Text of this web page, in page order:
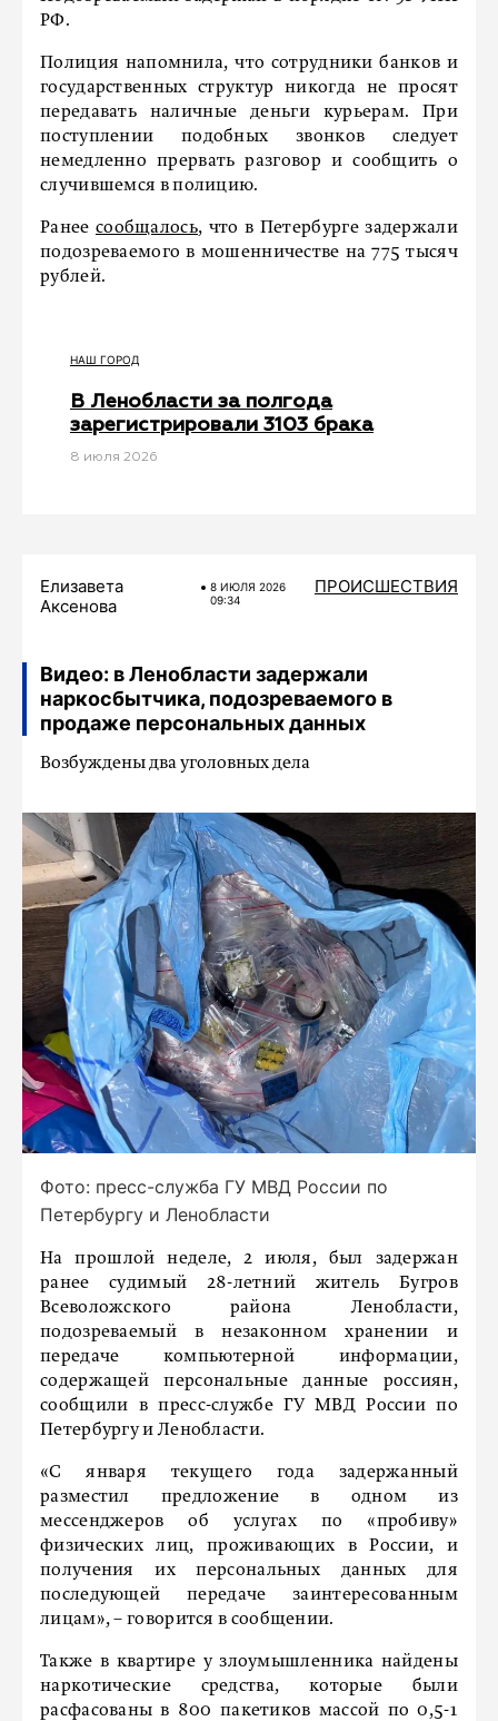
РФ.
Полиция напомнила, что сотрудники банков и
государственных структур никогда не просят
передавать наличные деньги курьерам. При
поступлении подобных звонков следует
немедленно прервать разговор и сообщить о
случившемся в полицию.
Ранее сообщалось, что в Петербурге задержали
подозреваемого в мошенничестве на 775 тысяч
рублей.
НАШ ГОРОД
В Ленобласти за полгода
зарегистрировали 3103 брака
8 июля 2026
Елизавета
Аксенова
8 ИЮЛЯ 2026
09:34
ПРОИСШЕСТВИЯ
Видео: в Ленобласти задержали
наркосбытчика, подозреваемого в
продаже персональных данных
Возбуждены два уголовных дела
Фото: пресс-служба ГУ МВД России по
Петербургу и Ленобласти
На прошлой неделе, 2 июля, был задержан
ранее судимый 28-летний житель Бугров
Всеволожского района Ленобласти,
подозреваемый в незаконном хранении и
передаче компьютерной информации,
содержащей персональные данные россиян,
сообщили в пресс-службе ГУ МВД России по
Петербургу и Ленобласти.
«С января текущего года задержанный
разместил предложение в одном из
мессенджеров об услугах по «пробиву»
физических лиц, проживающих в России, и
получения их персональных данных для
последующей передаче заинтересованным
лицам», – говорится в сообщении.
Также в квартире у злоумышленника найдены
наркотические средства, которые были
расфасованы в 800 пакетиков массой по 0,5-1